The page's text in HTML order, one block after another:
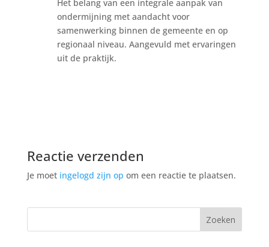
Het belang van een integrale aanpak van
ondermijning met aandacht voor
samenwerking binnen de gemeente en op
regionaal niveau. Aangevuld met ervaringen
uit de praktijk.
Reactie verzenden
Je moet ingelogd zijn op om een reactie te plaatsen.